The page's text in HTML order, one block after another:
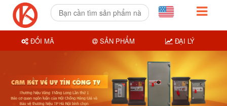
ĐỔI MÃ SẢN PHẨM ĐẠI LÝ